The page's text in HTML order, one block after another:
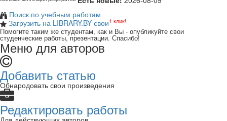
Поиск по учебным работам
Загрузить на LIBRARY.BY свои1 клик!
Помогите таким же студентам, как и Вы - опубликуйте свои
студенческие работы, презентации. Спасибо!
Меню для авторов
Добавить статью
Обнародовать свои произведения
Редактировать работы